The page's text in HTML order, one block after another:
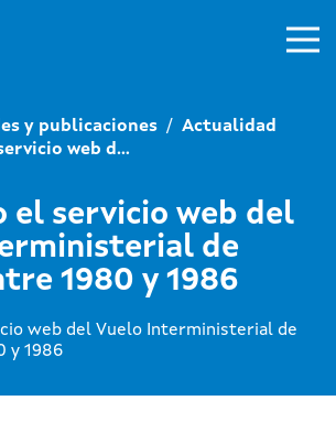
y publicaciones
Actualidad
web d...
el servicio web del
de
1980 y 1986
web del Vuelo Interministerial de
y 1986